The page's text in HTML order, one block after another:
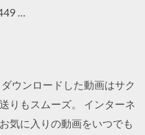
…
ウンロードした動画はサク
りもスムーズ。 インターネ
気に入りの動画をいつでも